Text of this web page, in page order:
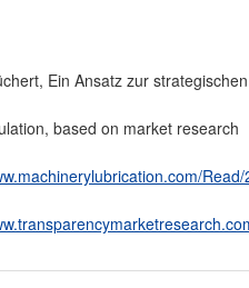
Ein Ansatz zur
based on market research